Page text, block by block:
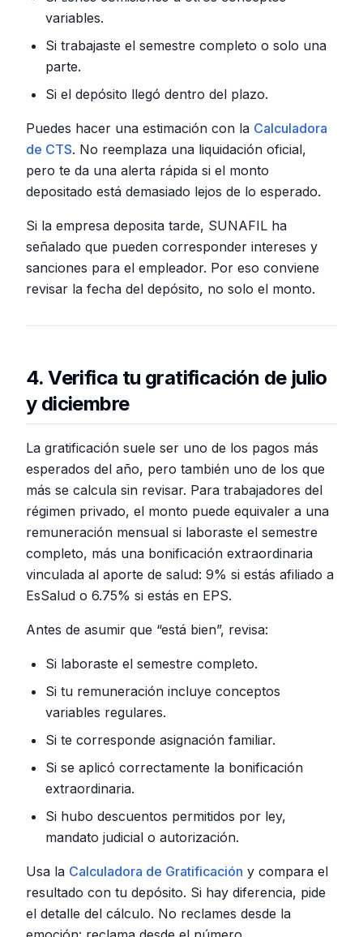
variables.
Si trabajaste el semestre completo o solo una
parte.
Si el depósito llegó dentro del plazo.
Puedes hacer una estimación con la Calculadora
de CTS. No reemplaza una liquidación oficial,
pero te da una alerta rápida si el monto
depositado está demasiado lejos de lo esperado.
Si la empresa deposita tarde, SUNAFIL ha
señalado que pueden corresponder intereses y
sanciones para el empleador. Por eso conviene
revisar la fecha del depósito, no solo el monto.
4. Verifica tu gratificación de julio
y diciembre
La gratificación suele ser uno de los pagos más
esperados del año, pero también uno de los que
más se calcula sin revisar. Para trabajadores del
régimen privado, el monto puede equivaler a una
remuneración mensual si laboraste el semestre
completo, más una bonificación extraordinaria
vinculada al aporte de salud: 9% si estás afiliado a
EsSalud o 6.75% si estás en EPS.
Antes de asumir que “está bien”, revisa:
Si laboraste el semestre completo.
Si tu remuneración incluye conceptos
variables regulares.
Si te corresponde asignación familiar.
Si se aplicó correctamente la bonificación
extraordinaria.
Si hubo descuentos permitidos por ley,
mandato judicial o autorización.
Usa la Calculadora de Gratificación y compara el
resultado con tu depósito. Si hay diferencia, pide
el detalle del cálculo. No reclames desde la